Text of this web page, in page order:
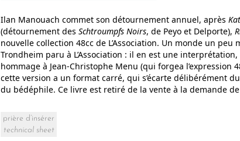
Ilan Manouach commet son détournement annuel, après
(détournement des Schtroumpfs Noirs, de Peyo et Delporte),
nouvelle collection 48cc de L’Association. Un monde un
Trondheim paru à L’Association : il en est une
hommage à Jean-Christophe Menu (qui forgea
cette version a un format carré, qui s’écarte délibérément
du bédéphile. Ce livre est retiré de la vente à la demande de
prière d’insérer
technical sheet